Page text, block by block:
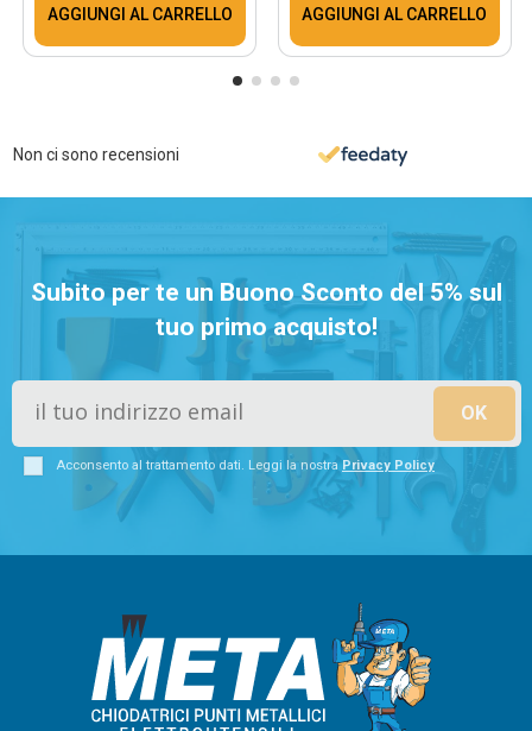
AGGIUNGI AL CARRELLO AGGIUNGI AL CARRELLO
Non ci sono recensioni
Subito per te un Buono Sconto del 5% sul
tuo primo acquisto!
Acconsento al trattamento dati. Leggi la nostra Privacy Policy